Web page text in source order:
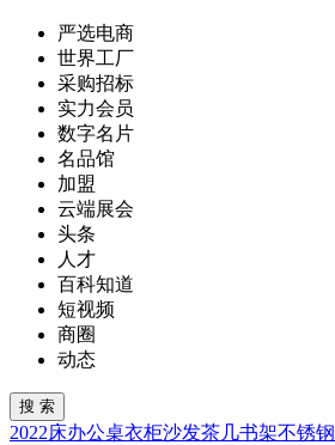
严选电商
世界工厂
采购招标
实力会员
数字名片
名品馆
加盟
云端展会
头条
人才
百科知道
短视频
商圈
动态
2022床办公桌衣柜沙发茶几书架不锈钢